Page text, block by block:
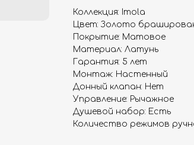
Коллекция: Imola
Цвет: Золото
Покрытие: Матовое
Материал: Латунь
Гарантия: 5 лет
Монтаж: Настенный
Донный клапан: Нет
Управление: Рычажное
Душевой набор: Есть
Количество режимов